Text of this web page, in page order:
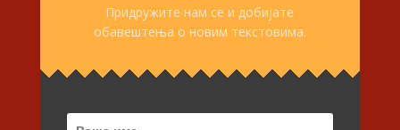
Придружите нам се и добијате
обавештења о новим текстовима.